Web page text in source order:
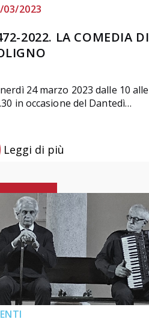
03/2023
2022. LA COMEDIA DI
24 marzo 2023 dalle 10 alle
in occasione del Dantedì…
Leggi di più